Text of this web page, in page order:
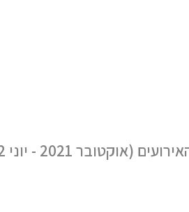
(אוקטובר 2021 - יוני 2022)